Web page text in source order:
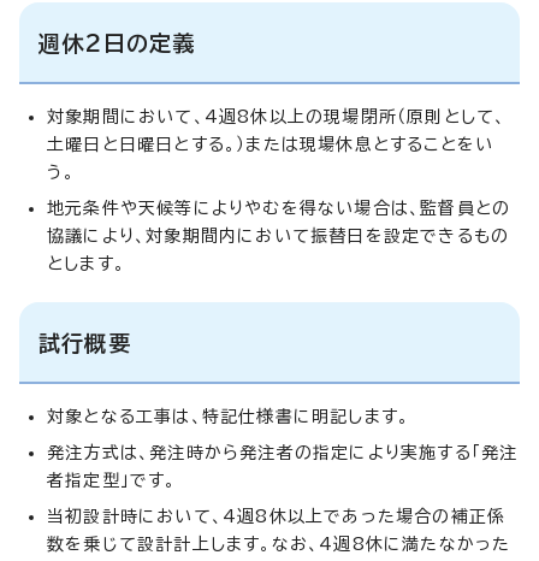
週休2日の定義
対象期間において、4週8休以上の現場閉所（原則として、
土曜日と日曜日とする。）または現場休息とすることをい
う。
地元条件や天候等によりやむを得ない場合は、監督員との
協議により、対象期間内において振替日を設定できるもの
とします。
試行概要
対象となる工事は、特記仕様書に明記します。
発注方式は、発注時から発注者の指定により実施する「発注
者指定型」です。
当初設計時において、4週8休以上であった場合の補正係
数を乗じて設計計上します。なお、4週8休に満たなかった